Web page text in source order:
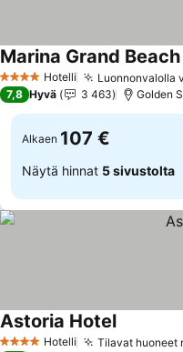
4 Tähtiluokitus
Hotelli Luonnonvalolla
Marina Grand
7,8 Hyvä 3 463 Golden
Alkaen 107 €
Näytä hinnat 5 sivustolta
4 Tähtiluokitus
Hotelli Tilavat huoneet
Astoria HotelKatso